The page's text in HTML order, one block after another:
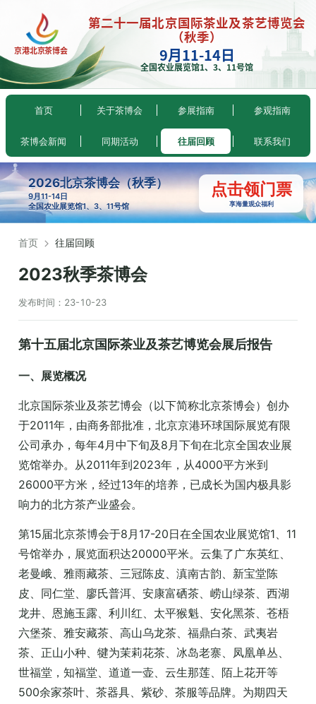
京港北京茶博会
第二十一届北京国际茶业及茶艺博览会
（秋季）
9月11-14日
全国农业展览馆1、3、11号馆
首页 关于茶博会 参展指南 参观指南
茶博会新闻 同期活动 往届回顾 联系我们
2026北京茶博会（秋季）
9月11-14日
全国农业展览馆1、3、11号馆
点击领门票
享海量观众福利
首页 往届回顾
2023秋季茶博会
发布时间： 23-10-23
第十五届北京国际茶业及茶艺博览会展后报告
一、展览概况
北京国际茶业及茶艺博会（以下简称北京茶博会）创办
于2011年，由商务部批准，北京京港环球国际展览有限
公司承办，每年4月中下旬及8月下旬在北京全国农业展
览馆举办。从2011年到2023年，从4000平方米到
26000平方米，经过13年的培养，已成长为国内极具影
响力的北方茶产业盛会。
第15届北京茶博会于8月17-20日在全国农业展览馆1、11
号馆举办，展览面积达20000平米。云集了广东英红、
老曼峨、雅雨藏茶、三冠陈皮、滇南古韵、新宝堂陈
皮、同仁堂、廖氏普洱、安康富硒茶、崂山绿茶、西湖
龙井、恩施玉露、利川红、太平猴魁、安化黑茶、苍梧
六堡茶、雅安藏茶、高山乌龙茶、福鼎白茶、武夷岩
茶、正山小种、犍为茉莉花茶、冰岛老寨、凤凰单丛、
世福堂，知福堂、道道一壶、云生那莲、陌上花开等
500余家茶叶、茶器具、紫砂、茶服等品牌。为期四天